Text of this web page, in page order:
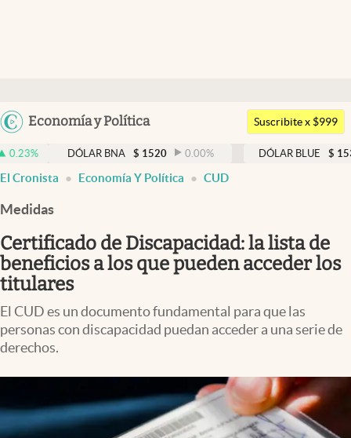
Argentina
Uruguay
Economía y Política
Members
Economía y Política
Finanzas y Mercados
Mercados Online
Negocios
Columnistas
Apertura
Suscribite x $999
DÓLAR BNA $ 1520 0.00% DÓLAR BLUE $ 1530 -
El Cronista Economía Y Política CUD
Medidas
Certificado de Discapacidad: la lista de
beneficios a los que pueden acceder los
titulares
El CUD es un documento fundamental para que las
personas con discapacidad puedan acceder a una serie de
derechos.